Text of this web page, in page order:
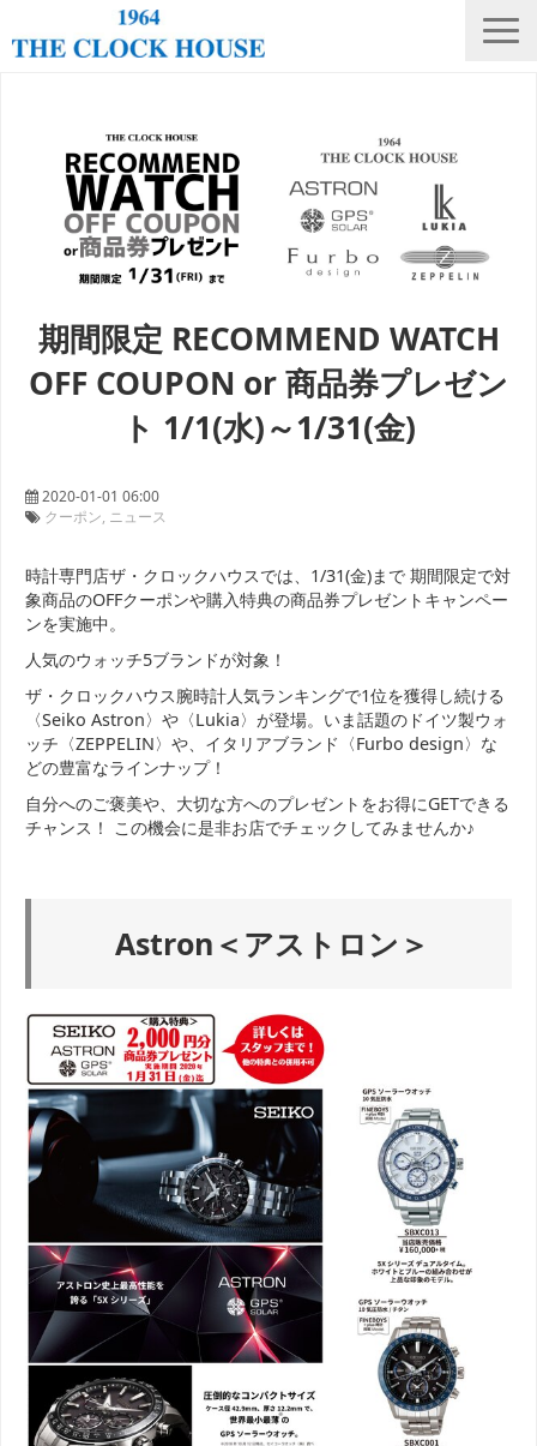
THE CLOCK HOUSE オリジナルウォッチ
ランキング
修理・電池交換
採用情報
オンラインストア
店舗リスト
期間限定 RECOMMEND WATCH
OFF COUPON or 商品券プレゼン
ト 1/1(水)～1/31(金)
2020-01-01 06:00
クーポン ニュース
時計専門店ザ・クロックハウスでは、1/31(金)まで 期間限定で対
象商品のOFFクーポンや購入特典の商品券プレゼントキャンペー
ンを実施中。
人気のウォッチ5ブランドが対象！
ザ・クロックハウス腕時計人気ランキングで1位を獲得し続ける
〈Seiko Astron〉や〈Lukia〉が登場。いま話題のドイツ製ウォ
ッチ〈ZEPPELIN〉や、イタリアブランド〈Furbo design〉な
どの豊富なラインナップ！
自分へのご褒美や、大切な方へのプレゼントをお得にGETできる
チャンス！ この機会に是非お店でチェックしてみませんか♪
Astron＜アストロン＞